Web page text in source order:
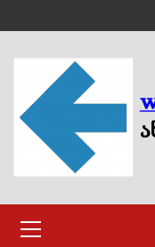
to
content
Menu